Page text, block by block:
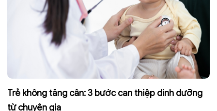
Trẻ không tăng cân: 3 bước can thiệp dinh dưỡng
từ chuyên gia